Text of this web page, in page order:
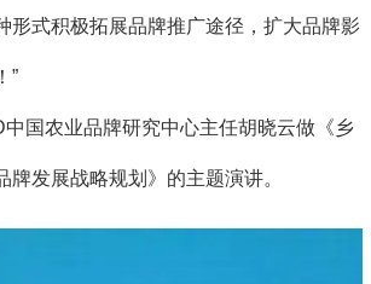
形式积极拓展品牌推广途径，扩大品牌影
”
国农业品牌研究中心主任胡晓云做《乡
牌发展战略规划》的主题演讲。